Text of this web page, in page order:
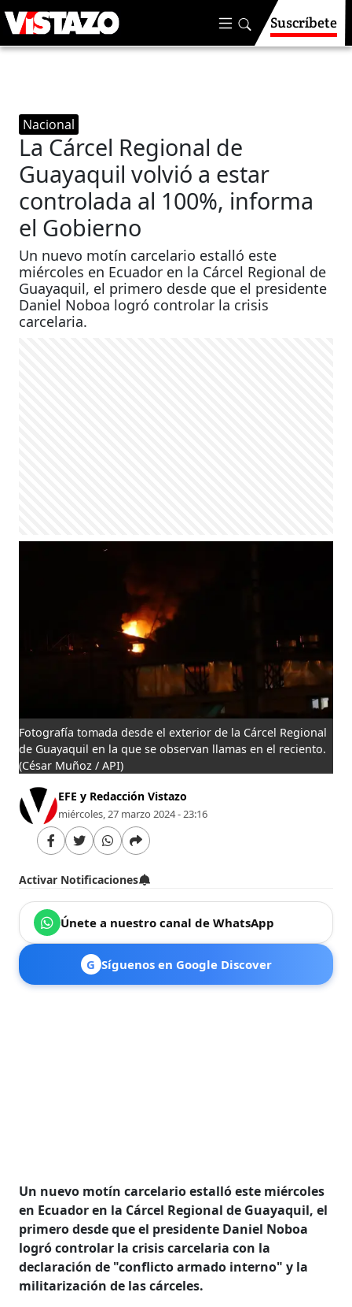
Suscríbete
Nacional
La Cárcel Regional de
Guayaquil volvió a estar
controlada al 100%, informa
el Gobierno
Un nuevo motín carcelario estalló este
miércoles en Ecuador en la Cárcel Regional de
Guayaquil, el primero desde que el presidente
Daniel Noboa logró controlar la crisis
carcelaria.
Fotografía tomada desde el exterior de la Cárcel Regional
de Guayaquil en la que se observan llamas en el reciento.
(César Muñoz / API)
EFE y Redacción Vistazo
miércoles, 27 marzo 2024 - 23:16
Activar Notificaciones
Únete a nuestro canal de WhatsApp
G Síguenos en Google Discover
Un nuevo motín carcelario estalló este miércoles
en Ecuador en la Cárcel Regional de Guayaquil, el
primero desde que el presidente Daniel Noboa
logró controlar la crisis carcelaria con la
declaración de "conflicto armado interno" y la
militarización de las cárceles.